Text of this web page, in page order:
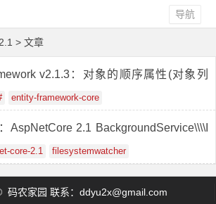
导航
> 文章
v2.1.3：对象的顺序属性(对象列
entity-framework-core
AspNetCore 2.1 BackgroundService\\\\I
FileSystemWatcher
core-2.1 filesystemwatcher
农家园 联系： ddyu2x@gmail.com